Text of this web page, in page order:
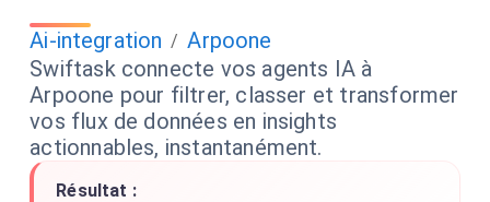
Ai-integration / Arpoone
Swiftask connecte vos agents IA à
Arpoone pour filtrer, classer et transformer
vos flux de données en insights
actionnables, instantanément.
Résultat :